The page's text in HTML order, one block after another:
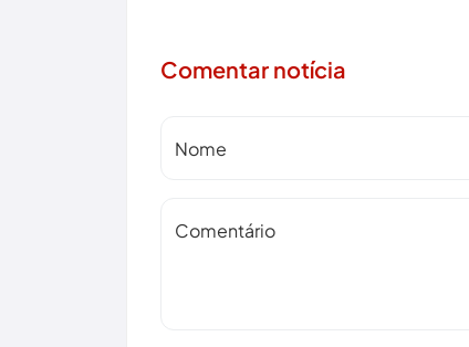
Comentar notícia
Nome
Comentário